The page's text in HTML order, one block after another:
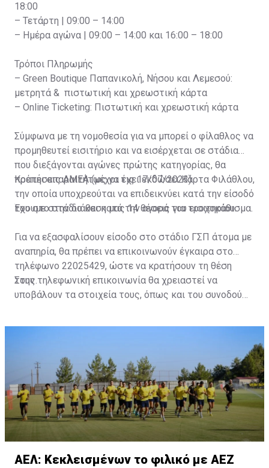
18:00
– Τετάρτη | 09:00 – 14:00
– Ημέρα αγώνα | 09:00 – 14:00 και 16:00 – 18:00
Τρόποι Πληρωμής
– Green Boutique Παπανικολή, Νήσου και Λεμεσού:
μετρητά & πιστωτική και χρεωστική κάρτα
– Online Ticketing: Πιστωτική και χρεωστική κάρτα
Σύμφωνα με τη νομοθεσία για να μπορεί ο φίλαθλος να
προμηθευτεί εισιτήριο και να εισέρχεται σε στάδια
που διεξάγονται αγώνες πρώτης κατηγορίας, θα
πρέπει απαραιτήτως να έχει εκδώσει Κάρτα Φιλάθλου,
την οποία υποχρεούται να επιδεικνύει κατά την είσοδό
του στο στάδιο και κατά την αγορά του εισιτηρίου.
Κρατήσεις ΑΜΕΑ (μέχρι τις 17/07/2023)
Έχουμε στην διάθεση μας 14 θέσεις για τροχοκάθισμα.
Για να εξασφαλίσουν είσοδο στο στάδιο ΓΣΠ άτομα με
αναπηρία, θα πρέπει να επικοινωνούν έγκαιρα στο
τηλέφωνο 22025429, ώστε να κρατήσουν τη θέση
τους.
Στην τηλεφωνική επικοινωνία θα χρειαστεί να
υποβάλουν τα στοιχεία τους, όπως και του συνοδού
ονοματεπώνυμο, αριθμός πινακίδας αυτοκινήτου,
ΑΕΛ: Κεκλεισμένων το φιλικό με ΑΕΖ